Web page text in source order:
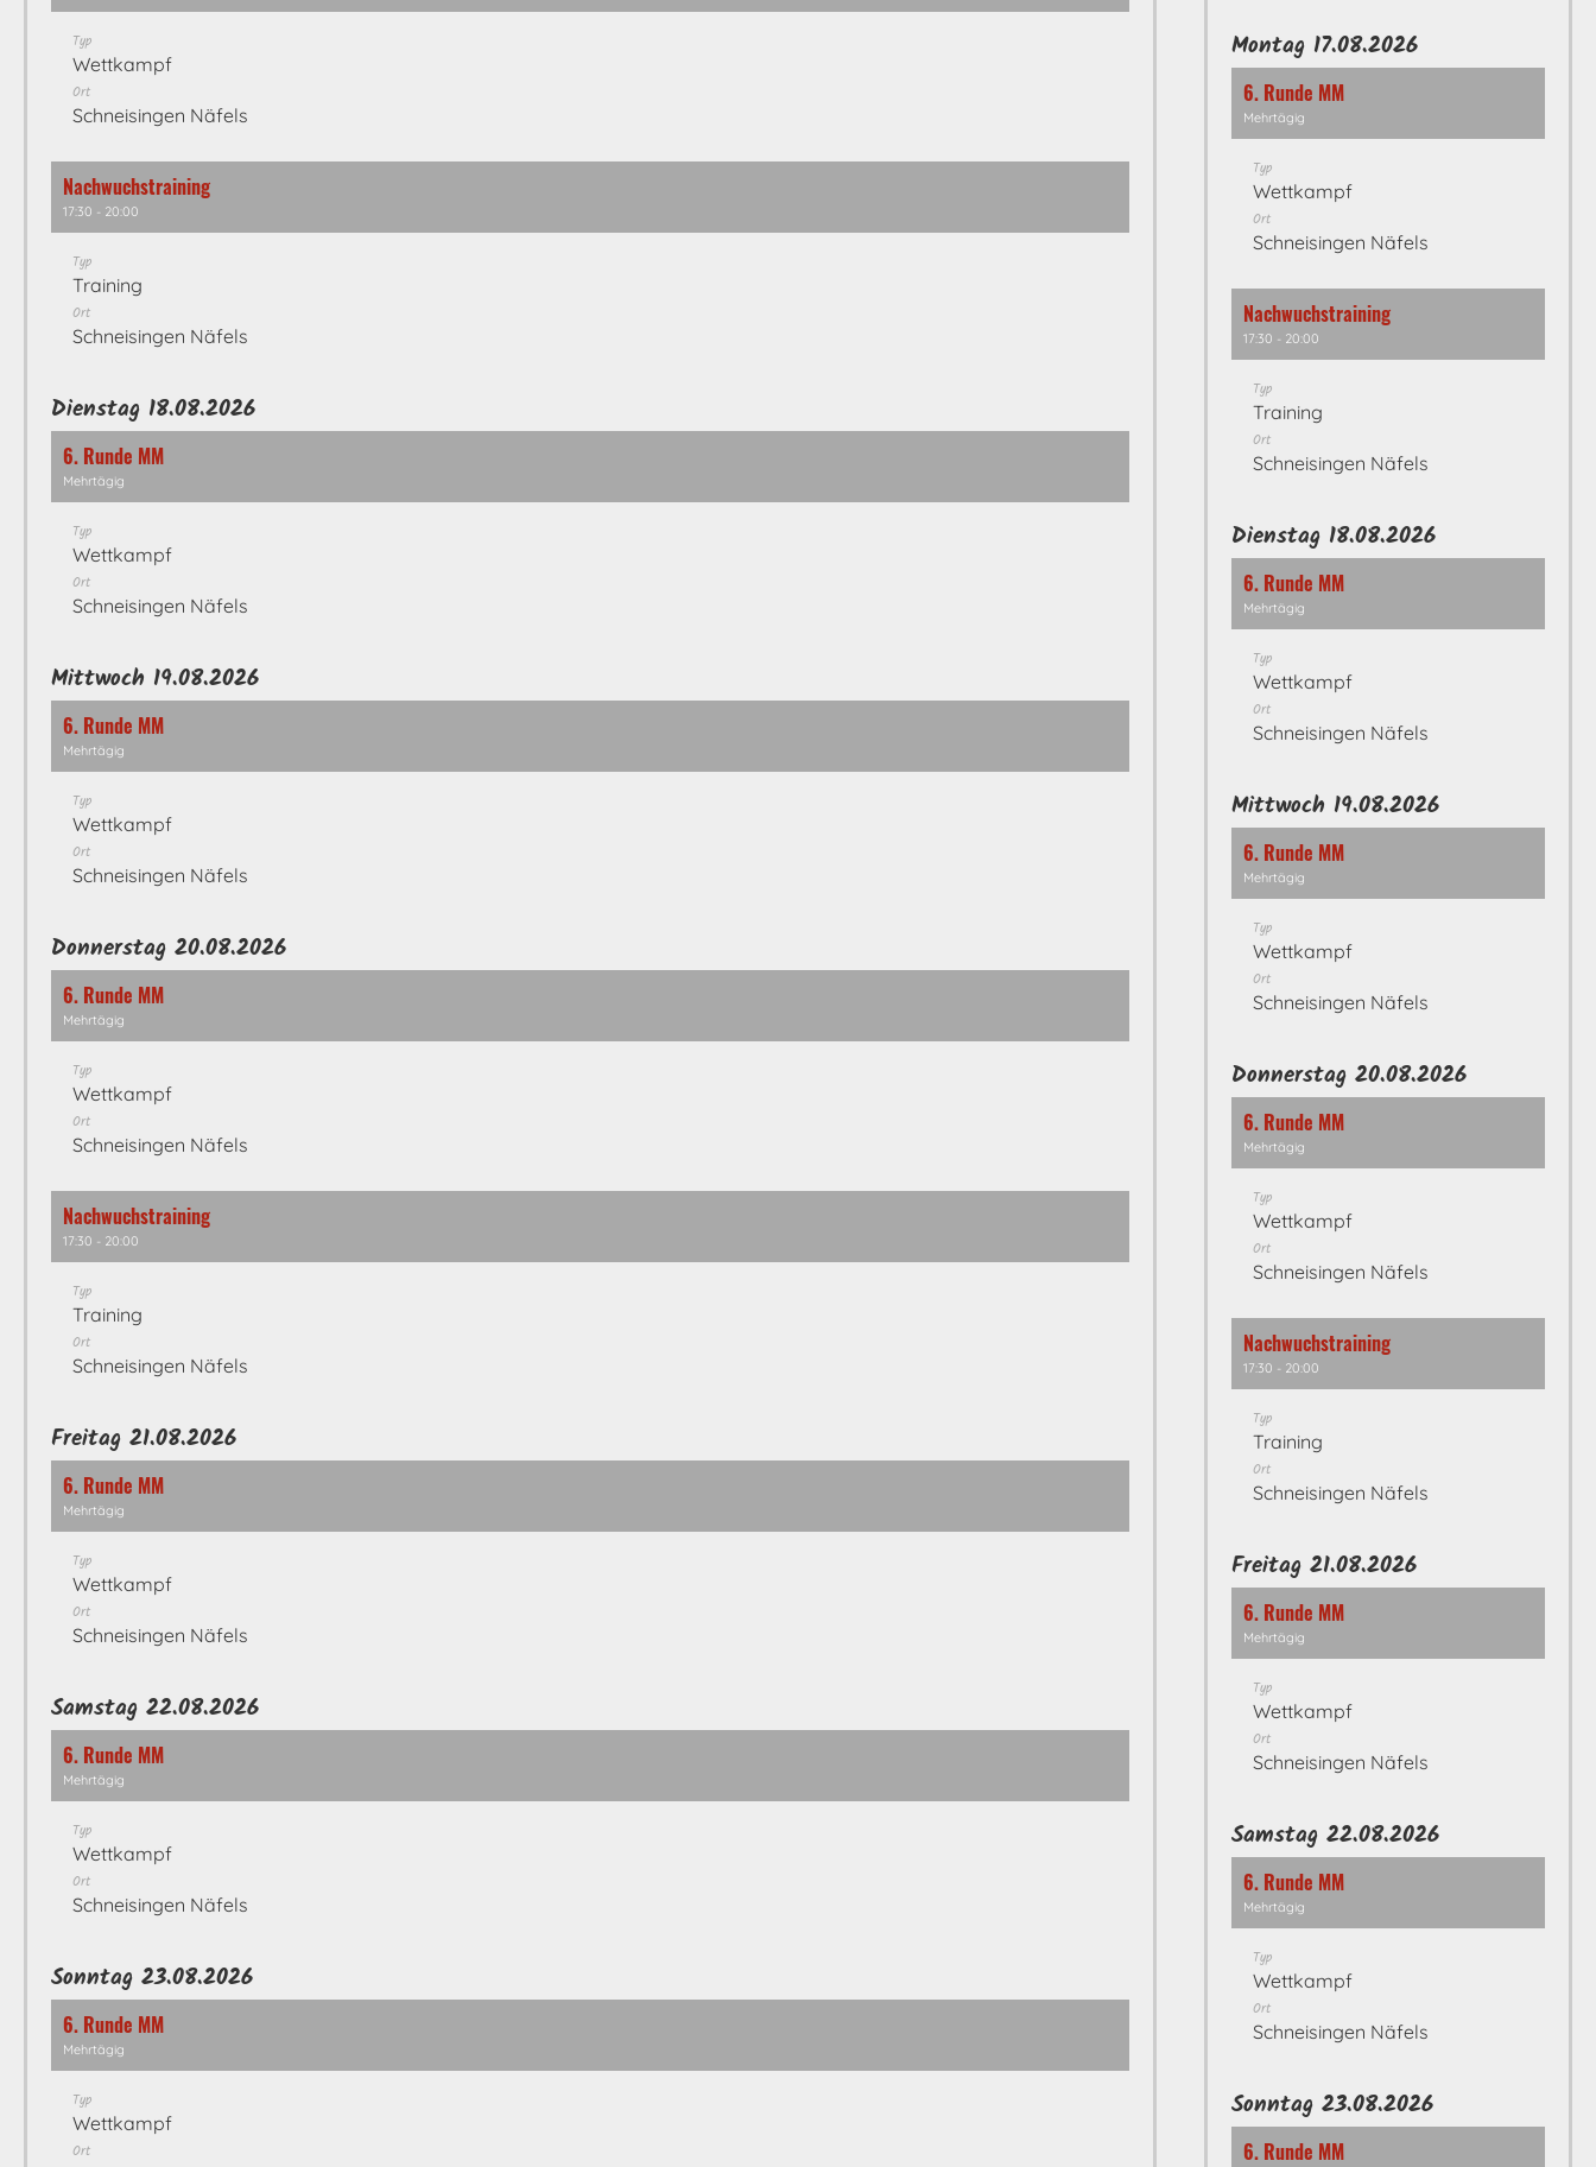
Typ
Wettkampf
Ort
Schneisingen Näfels
Nachwuchstraining
17:30 - 20:00
Typ
Training
Ort
Schneisingen Näfels
Dienstag 18.08.2026
6. Runde MM
Mehrtägig
Typ
Wettkampf
Ort
Schneisingen Näfels
Mittwoch 19.08.2026
6. Runde MM
Mehrtägig
Typ
Wettkampf
Ort
Schneisingen Näfels
Donnerstag 20.08.2026
6. Runde MM
Mehrtägig
Typ
Wettkampf
Ort
Schneisingen Näfels
Nachwuchstraining
17:30 - 20:00
Typ
Training
Ort
Schneisingen Näfels
Freitag 21.08.2026
6. Runde MM
Mehrtägig
Typ
Wettkampf
Ort
Schneisingen Näfels
Samstag 22.08.2026
6. Runde MM
Mehrtägig
Typ
Wettkampf
Ort
Schneisingen Näfels
Sonntag 23.08.2026
6. Runde MM
Mehrtägig
Typ
Wettkampf
Ort
Montag 17.08.2026
6. Runde MM
Mehrtägig
Typ
Wettkampf
Ort
Schneisingen Näfels
Nachwuchstraining
17:30 - 20:00
Typ
Training
Ort
Schneisingen Näfels
Dienstag 18.08.2026
6. Runde MM
Mehrtägig
Typ
Wettkampf
Ort
Schneisingen Näfels
Mittwoch 19.08.2026
6. Runde MM
Mehrtägig
Typ
Wettkampf
Ort
Schneisingen Näfels
Donnerstag 20.08.2026
6. Runde MM
Mehrtägig
Typ
Wettkampf
Ort
Schneisingen Näfels
Nachwuchstraining
17:30 - 20:00
Typ
Training
Ort
Schneisingen Näfels
Freitag 21.08.2026
6. Runde MM
Mehrtägig
Typ
Wettkampf
Ort
Schneisingen Näfels
Samstag 22.08.2026
6. Runde MM
Mehrtägig
Typ
Wettkampf
Ort
Schneisingen Näfels
Sonntag 23.08.2026
6. Runde MM